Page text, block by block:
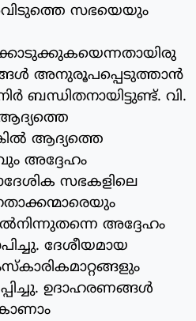
സഭയെയും
അനുരൂപപ്പെടുത്താന്‍
ബന്ധിതനായിട്ടുണ്ട്. വി.
ആദ്യത്തെ
അദ്ദേഹം
സഭകളിലെ
അദ്ദേഹം
ദേശീയമായ
ഉദാഹരണങ്ങള്‍